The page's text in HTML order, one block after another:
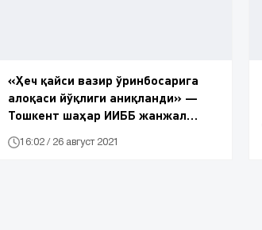
«Ҳеч қайси вазир ўринбосарига
алоқаси йўқлиги аниқланди» —
Тошкент шаҳар ИИББ жанжал
ҳақида
16:02 / 26 август 2021